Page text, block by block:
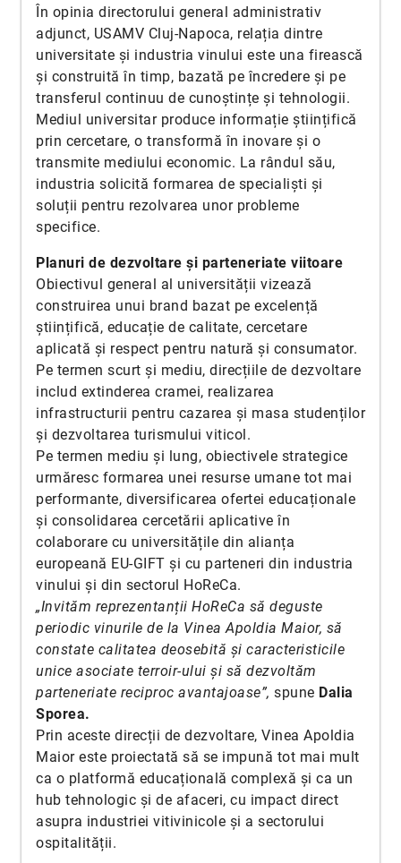
În opinia directorului general administrativ
adjunct, USAMV Cluj-Napoca, relația dintre
universitate și industria vinului este una firească
și construită în timp, bazată pe încredere și pe
transferul continuu de cunoștințe și tehnologii.
Mediul universitar produce informație științifică
prin cercetare, o transformă în inovare și o
transmite mediului economic. La rândul său,
industria solicită formarea de specialiști și
soluții pentru rezolvarea unor probleme
specifice.
Planuri de dezvoltare și parteneriate viitoare
Obiectivul general al universității vizează
construirea unui brand bazat pe excelență
științifică, educație de calitate, cercetare
aplicată și respect pentru natură și consumator.
Pe termen scurt și mediu, direcțiile de dezvoltare
includ extinderea cramei, realizarea
infrastructurii pentru cazarea și masa studenților
și dezvoltarea turismului viticol.
Pe termen mediu și lung, obiectivele strategice
urmăresc formarea unei resurse umane tot mai
performante, diversificarea ofertei educaționale
și consolidarea cercetării aplicative în
colaborare cu universitățile din alianța
europeană EU-GIFT și cu parteneri din industria
vinului și din sectorul HoReCa.
„Invităm reprezentanții HoReCa să deguste
periodic vinurile de la Vinea Apoldia Maior, să
constate calitatea deosebită și caracteristicile
unice asociate terroir-ului și să dezvoltăm
parteneriate reciproc avantajoase”, spune Dalia
Sporea.
Prin aceste direcții de dezvoltare, Vinea Apoldia
Maior este proiectată să se impună tot mai mult
ca o platformă educațională complexă și ca un
hub tehnologic și de afaceri, cu impact direct
asupra industriei vitivinicole și a sectorului
ospitalității.